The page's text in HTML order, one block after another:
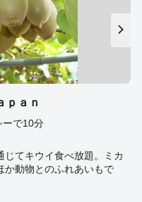
ｐａｎ
ーで10分
じてキウイ食べ放題。ミカ
か動物とのふれあいもで